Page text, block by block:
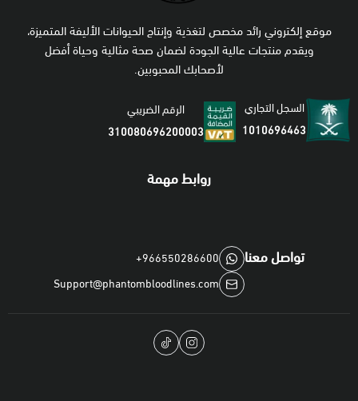
موقع إلكتروني رائد مخصص لتغذية وإنتاج الحيوانات الأليفة المتميزة،
ويقدم منتجات عالية الجودة لضمان صحة مثالية وحياة أفضل
لأصحابك المحبوبين.
السجل التجاري
1010696463
الرقم الضريبي
310080696200003
روابط مهمة
تواصل معنا
+966550286600
Support@phantombloodlines.com